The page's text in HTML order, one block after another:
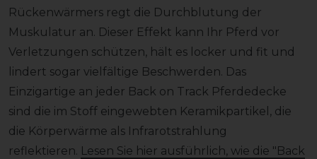
Rückenwärmers regt die Durchblutung der
Muskulatur an. Dieser Effekt kann Ihr Pferd vor
Verletzungen schützen, hält es locker und fit und
lindert sogar vielfältige Beschwerden. Das
Einzigartige an jeder Back on Track Pferdedecke
sind die im Stoff eingewebten Keramikpartikel, die
die Körperwärme als Infrarotstrahlung
reflektieren. Lesen Sie hier ausführlich, wie die "Back